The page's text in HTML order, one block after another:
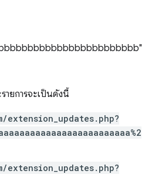
ายการจะเป็นดังนี้